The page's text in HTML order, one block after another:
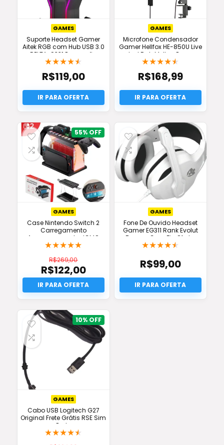
GAMES
Suporte Headset Gamer
Aitek RGB com Hub USB 3.0
DELTA-S331 Promoção
★★★★★
R$119,00
GAMES
Microfone Condensador
Gamer Hellfox HE-850U Live
Led Rgb Melhor Preço
★★★★★
R$168,99
55%
GAMES
Case Nintendo Switch 2
Carregamento
Armazenamento JCMO
Original
★★★★★
R$269,00
O
preço
original
era:
R$269,00.
R$122,00
O
preço
atual
é:
R$122,00.
GAMES
Fone De Ouvido Headset
Gamer EG311 Rank Evolut
Branco Com Fio Oferta
★★★★★
R$99,00
10%
GAMES
Cabo USB Logitech G27
Original Frete Grátis RSE Sim
Parts
★★★★★